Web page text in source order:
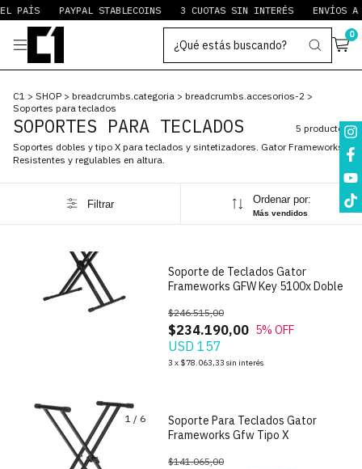
PAÍS PAYPAL STABLECOINS 3 CUOTAS SIN INTERÉS ENVÍOS A
0
C1 > SHOP > breadcrumbs.categoria > breadcrumbs.accesorios-2 >
Soportes para teclados
SOPORTES PARA TECLADOS
5 productos
Soportes dobles y tipo X para teclados y sintetizadores. Gator Frameworks.
Resistentes y regulables en altura.
Filtrar Ordenar por:
Más vendidos
Soporte de Teclados Gator
Frameworks GFW Key 5100x Doble
$234.190,00
$246.515,00
5% OFF
USD 157
3 x $78.063,33 sin interés
1 / 6
Soporte Para Teclados Gator
Frameworks Gfw Tipo X
$141.065,00